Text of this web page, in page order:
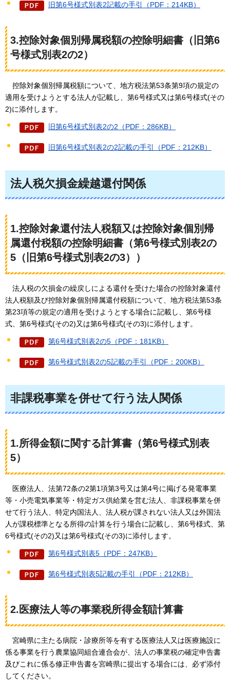
旧第6号様式別表2記載の手引（PDF：214KB）
3.控除対象個別帰属税額の控除明細書（旧第6
号様式別表2の2）
控除対象個別帰属税額について、地方税法第53条第9項の規定の
適用を受けようとする法人が記載し、第6号様式又は第6号様式(その
2)に添付します。
旧第6号様式別表2の2（PDF：286KB）
旧第6号様式別表2の2記載の手引（PDF：212KB）
法人税欠損金繰越還付関係
1.控除対象還付法人税額又は控除対象個別帰
属還付税額の控除明細書（第6号様式別表2の
5（旧第6号様式別表2の3））
法人税の欠損金の繰戻しによる還付を受けた場合の控除対象還付
法人税額及び控除対象個別帰属還付税額について、地方税法第53条
第23項等の規定の適用を受けようとする場合に記載し、第6号様
式、第6号様式(その2)又は第6号様式(その3)に添付します。
第6号様式別表2の5（PDF：181KB）
第6号様式別表2の5記載の手引（PDF：200KB）
非課税事業を併せて行う法人関係
1.所得金額に関する計算書（第6号様式別表
5）
医療法人、法第72条の2第1項第3号又は第4号に掲げる発電事業
等・小売電気事業等・特定ガス供給業を営む法人、非課税事業を併
せて行う法人、特定内国法人、法人税が課されない法人又は外国法
人が課税標準となる所得の計算を行う場合に記載し、第6号様式、第
6号様式(その2)又は第6号様式(その3)に添付します。
第6号様式別表5（PDF：247KB）
第6号様式別表5記載の手引（PDF：212KB）
2.医療法人等の事業税所得金額計算書
宮崎県に主たる病院・診療所等を有する医療法人又は医療施設に
係る事業を行う農業協同組合連合会が、法人の事業税の確定申告書
及びこれに係る修正申告書を宮崎県に提出する場合には、必ず添付
してください。